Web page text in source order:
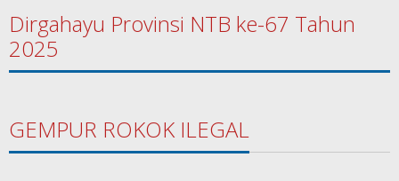
Dirgahayu Provinsi NTB ke-67 Tahun
2025
GEMPUR ROKOK ILEGAL